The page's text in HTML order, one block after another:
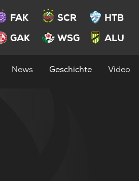
FAK SCR
HTB
GAK WSG ALU
News Geschichte Video